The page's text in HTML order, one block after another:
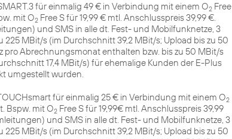
für einmalig 49 € in Verbindung mit einem O2 Free
mit O2 Free S für 19,99 € mtl. Anschlusspreis 39,99 €.
und SMS in alle dt. Fest- und Mobilfunknetze, 3
MBit/s (im Durchschnitt 39,2 MBit/s; Upload bis zu 50
pro Abrechnungsmonat enthalten bzw. bis zu 50 MBit/s
17,4 MBit/s) für ehemalige Kunden der E-Plus
umgestellt wurden.
für einmalig 25 € in Verbindung mit einem O2
Bspw. mit O2 Free S für 19,99€ mtl. Anschlusspreis 39,99
und SMS in alle dt. Fest- und Mobilfunknetze, 3
MBit/s (im Durchschnitt 39,2 MBit/s; Upload bis zu 50